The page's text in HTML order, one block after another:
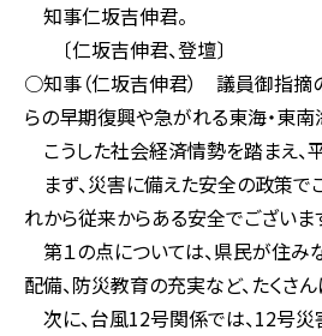
知事仁坂吉伸君。
〔仁坂吉伸君、登壇〕
○知事（仁坂吉伸君） 議員御指摘
らの早期復興や急がれる東海・東南
こうした社会経済情勢を踏まえ、
まず、災害に備えた安全の政策で
れから従来からある安全でございま
第１の点については、県民が住み
配備、防災教育の充実など、たくさ
次に、台風12号関係では、12号